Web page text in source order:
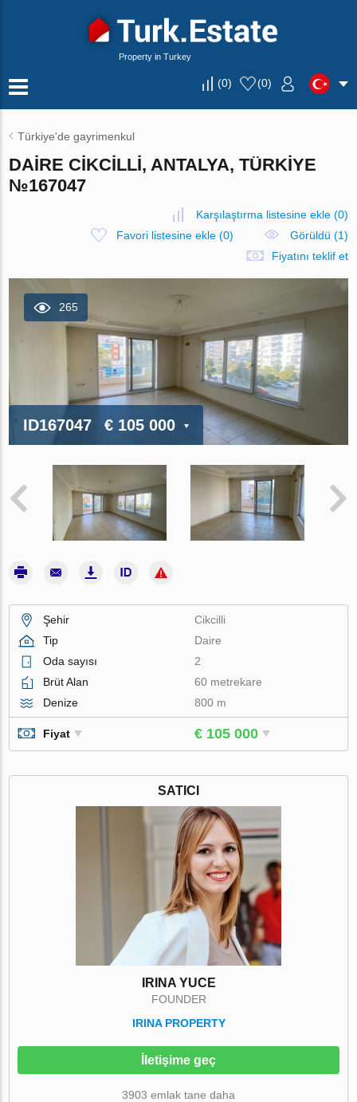
Property in Turkey
(0) (0)
Türkiye'de gayrimenkul
DAIRE CIKCILLI, ANTALYA, TÜRKIYE
№167047
Karşılaştırma listesine ekle(0)
Favori listesine ekle(0)
Görüldü (1)
Fiyatını teklif et
265
ID167047 € 105 000
Şehir
Cikcilli
Tip
Daire
Oda sayısı
2
Brüt Alan
60 metrekare
Denize
800 m
Fiyat € 105 000
SATICI
IRINA YUCE
FOUNDER
IRINA PROPERTY
İletişime geç
3903 emlak tane daha